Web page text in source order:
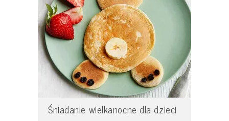
Śniadanie wielkanocne dla dzieci